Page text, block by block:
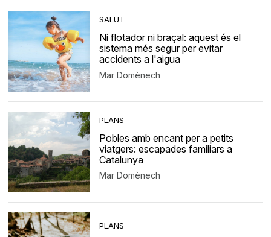
SALUT
Ni flotador ni braçal: aquest és el
sistema més segur per evitar
accidents a l'aigua
Mar Domènech
PLANS
Pobles amb encant per a petits
viatgers: escapades familiars a
Catalunya
Mar Domènech
PLANS